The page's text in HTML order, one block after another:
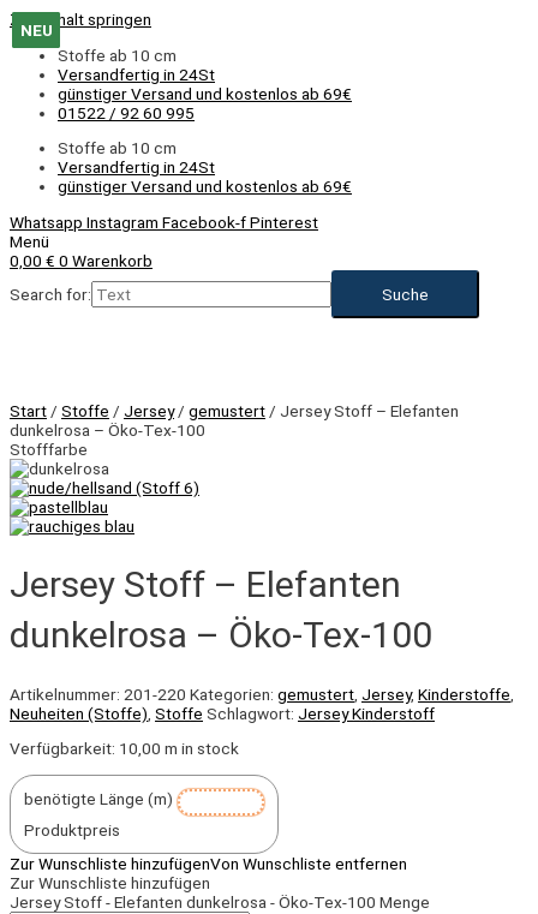
Zum Inhalt springen
Stoffe ab 10 cm
Versandfertig in 24St
günstiger Versand und kostenlos ab 69€
01522 / 92 60 995
Stoffe ab 10 cm
Versandfertig in 24St
günstiger Versand und kostenlos ab 69€
Whatsapp Instagram Facebook-fPinterest
Menü
0,00 € 0 Warenkorb
Search for:
Start / Stoffe / Jersey/ gemustert / Jersey Stoff – Elefanten
dunkelrosa – Öko-Tex-100
Stofffarbe
Jersey Stoff – Elefanten
dunkelrosa – Öko-Tex-100
Artikelnummer: 201-220 Kategorien: gemustert Jersey, Kinderstoffe
Neuheiten (Stoffe) Stoffe Schlagwort: Jersey Kinderstoff
Verfügbarkeit: 10,00 m in stock
benötigte Länge (m)
Produktpreis
Zur Wunschliste hinzufügenVon Wunschliste entfernen
Zur Wunschliste hinzufügen
Jersey Stoff - Elefanten dunkelrosa - Öko-Tex-100 Menge
NEU
NEU
NEU
NEU
NEU
NEU
NEU
NEU
NEU
NEU
NEU